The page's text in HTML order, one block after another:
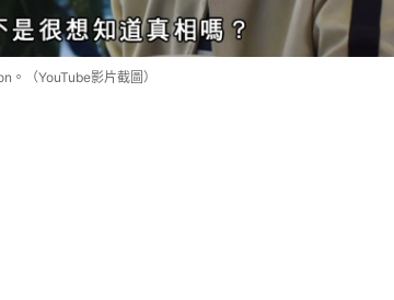
。（YouTube影片截圖）